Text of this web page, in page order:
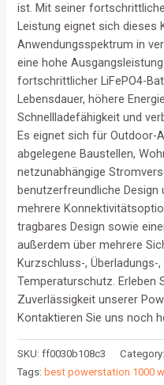
ist. Mit seiner
Leistung eignet sich dieses
Anwendungsspektrum in
eine hohe
fortschrittlicher LiFePO4-
Lebensdauer, höhere
Schnellladefähigkeit und
Es eignet sich für Outdoor-
abgelegene Baustellen,
netzunabhängige
benutzerfreundliche
mehrere
tragbares Design sowie
außerdem über mehrere
Kurzschluss-, Überladungs-
Temperaturschutz. Erleben
Zuverlässigkeit unserer
Kontaktieren Sie uns noch
SKU:ff0030b108c3
Tags: best powerstation 1000